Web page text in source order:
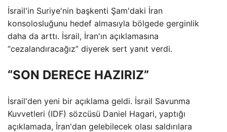
İsrail'in Suriye'nin başkenti Şam'daki İran
konsolosluğunu hedef almasıyla bölgede gerginlik
daha da arttı. İsrail, İran'ın açıklamasına
“cezalandıracağız” diyerek sert yanıt verdi.
“SON DERECE HAZIRIZ”
İsrail'den yeni bir açıklama geldi. İsrail Savunma
Kuvvetleri (IDF) sözcüsü Daniel Hagari, yaptığı
açıklamada, İran'dan gelebilecek olası saldırılara